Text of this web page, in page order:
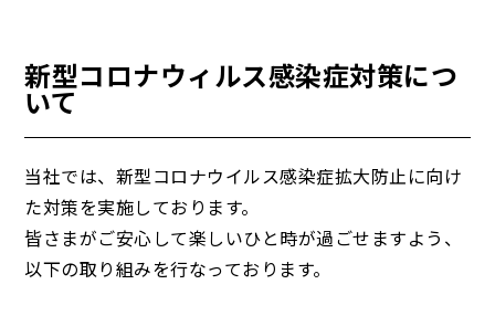
新型コロナウィルス感染症対策につ
いて
当社では、新型コロナウイルス感染症拡大防止に向け
た対策を実施しております。
皆さまがご安心して楽しいひと時が過ごせますよう、
以下の取り組みを行なっております。